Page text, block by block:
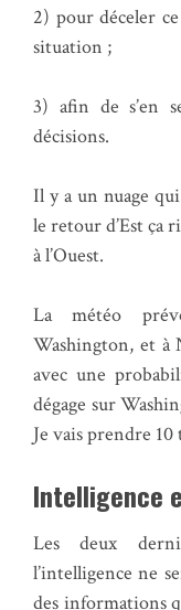
2) pour déceler
situation ;
3) afin de s’en
décisions.
Il y a un nuage
le retour d’Est ça
à l’Ouest.
La météo
Washington, et à
avec une
dégage sur
Je vais prendre
Intelligence
Les deux
l’intelligence ne
des informations